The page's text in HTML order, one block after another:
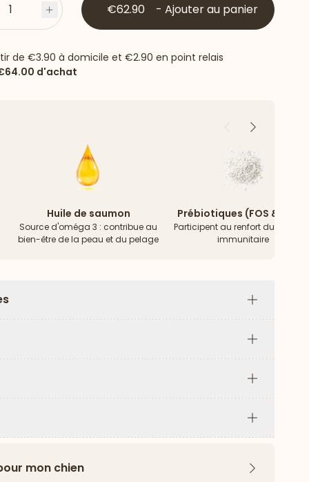
1 Plus €62.90 - Ajouter au panier
de €3.90 à domicile et €2.90 en point relais
d'achat
PrécédentSuivant
Huile de saumon
Source d'oméga 3 : contribue au
bien-être de la peau et du pelage
Prébiotiques (FOS & MOS)
Participent au renfort du
immunitaire
Plus
Plus
Plus
Plus
mon chien